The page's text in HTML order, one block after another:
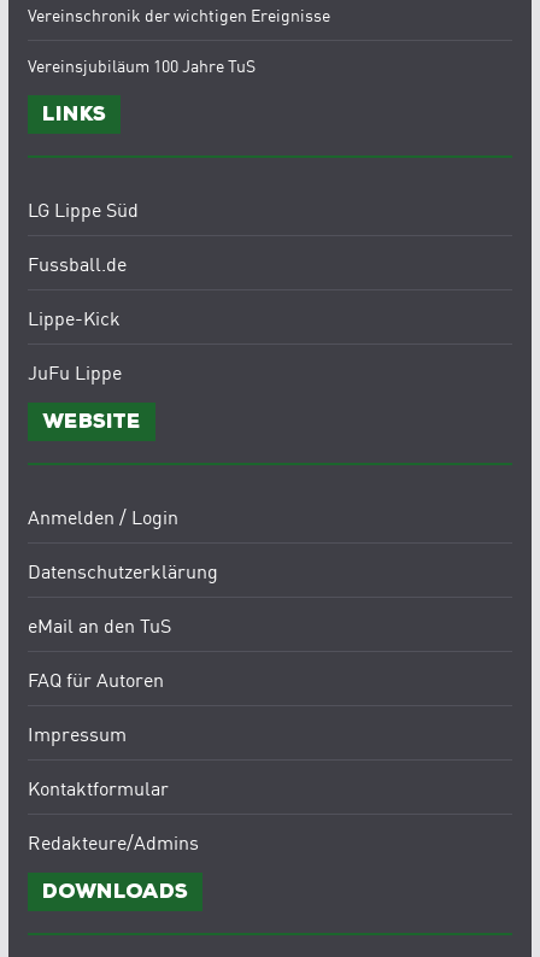
Vereinschronik der wichtigen Ereignisse
Vereinsjubiläum 100 Jahre TuS
Links
LG Lippe Süd
Fussball.de
Lippe-Kick
JuFu Lippe
Website
Anmelden / Login
Datenschutzerklärung
eMail an den TuS
FAQ für Autoren
Impressum
Kontaktformular
Redakteure/Admins
Downloads